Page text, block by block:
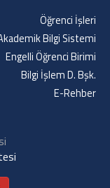
Öğrenci İşleri
Bilgi Sistemi
Engelli Öğrenci Birimi
Bilgi İşlem D. Bşk.
E-Rehber